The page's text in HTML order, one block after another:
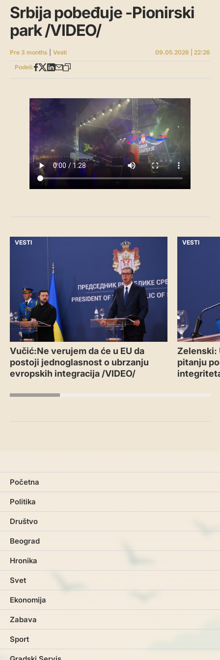
Srbija pobeđuje -Pionirski
park /VIDEO/
Pre 3 months Vesti
09.05.2026 | 22:26
Podeli:
VESTI
Vučić:Ne verujem da će u EU da
postoji jednoglasnost o ubrzanju
evropskih integracija /VIDEO/
VESTI
Zelenski:
pitanju
Početna
Politika
Društvo
Beograd
Hronika
Svet
Ekonomija
Zabava
Sport